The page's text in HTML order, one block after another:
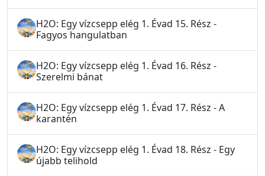
H2O: Egy vízcsepp elég 1. Évad 15. Rész -
Fagyos hangulatban
H2O: Egy vízcsepp elég 1. Évad 16. Rész -
Szerelmi bánat
H2O: Egy vízcsepp elég 1. Évad 17. Rész - A
karantén
H2O: Egy vízcsepp elég 1. Évad 18. Rész - Egy
újabb telihold